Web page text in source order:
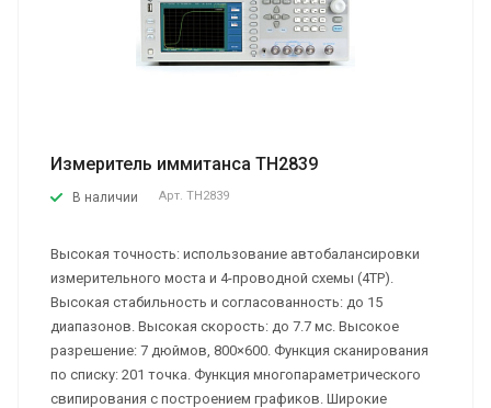
Измеритель иммитанса TH2839
В наличии Арт. TH2839
Высокая точность: использование автобалансировки
измерительного моста и 4-проводной схемы (4TP).
Высокая стабильность и согласованность: до 15
диапазонов. Высокая скорость: до 7.7 мс. Высокое
разрешение: 7 дюймов, 800×600. Функция сканирования
по списку: 201 точка. Функция многопараметрического
свипирования с построением графиков. Широкие